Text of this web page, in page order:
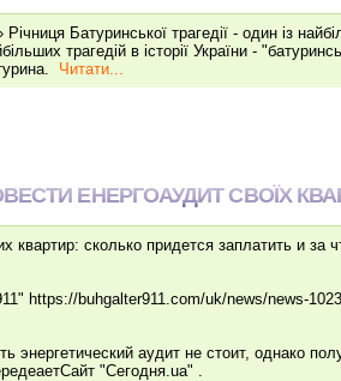
Батуринської трагедії - один із
трагедій в історії України -
Читати...
ЕНЕРГОАУДИТ СВОЇХ
квартир: сколько придется заплатить и за
buhgalter911.com/uk/news/news-
энергетический аудит не стоит, однако
"Сегодня.ua" .